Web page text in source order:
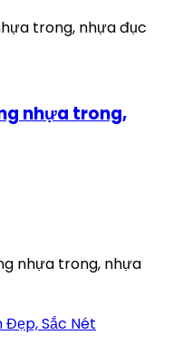
nhựa trong,
nhựa trong, nhựa
Đẹp, Sắc Nét